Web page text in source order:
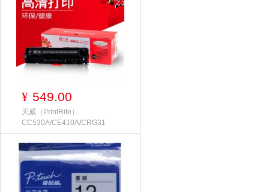
¥ 549.00
天威（PrintRite）
CC530A/CE410A/CRG31